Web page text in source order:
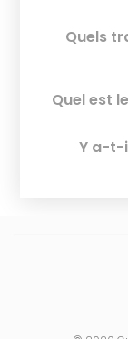
Quels
Quel est
Y a-t-